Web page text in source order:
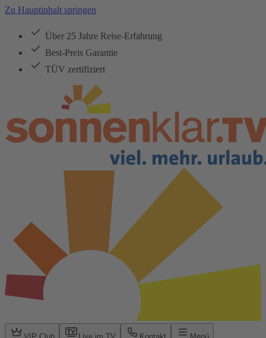
Zu Hauptinhalt springen
Über 25 Jahre Reise-Erfahrung
Best-Preis Garantie
TÜV zertifiziert